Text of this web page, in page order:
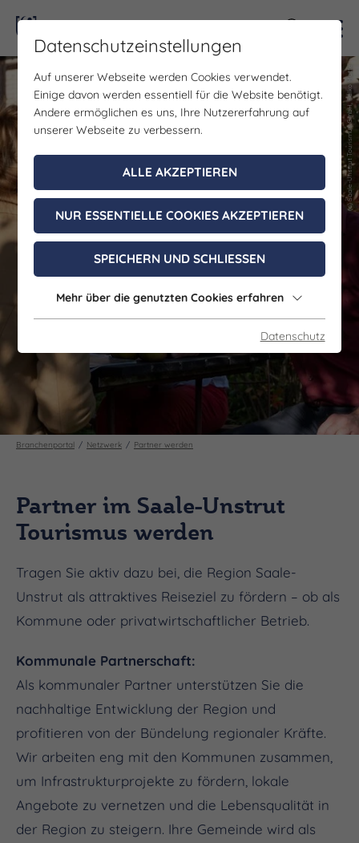
(c) Saale-Unstrut Tourismus GmbH, Falko Matte
(c) Saale-Unstrut Tourismus GmbH, Falko Matte
Branchenportal Netzwerk Partner werden
Partner im Saale-Unstrut
Tourismus werden
Tragen Sie aktiv dazu bei, die Region Saale-
Unstrut als attraktives Reiseziel zu fördern – ob als
Kommune oder privatwirtschaftlicher Betrieb.
Kommunale Partnerschaft:
Als kommunaler Partner unterstützen Sie die
nachhaltige Entwicklung der Region und
profitieren von der Bündelung regionaler Kräfte.
Wir arbeiten eng mit den Kommunen zusammen,
um Infrastrukturprojekte zu fördern, lokale
Angebote zu vernetzen und die Lebensqualität in
der Region zu steigern. Ihre Gemeinde wird als
Datenschutzeinstellungen
Auf unserer Webseite werden Cookies verwendet.
Einige davon werden essentiell für die Website benötigt.
Andere ermöglichen es uns, Ihre Nutzererfahrung auf
unserer Webseite zu verbessern.
ALLE AKZEPTIEREN
NUR ESSENTIELLE COOKIES AKZEPTIEREN
SPEICHERN UND SCHLIESSEN
Mehr über die genutzten Cookies erfahren
Datenschutz